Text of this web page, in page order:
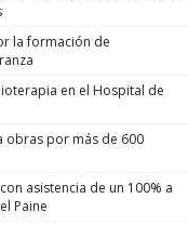
la formación de
en el Hospital de
obras por más de 600
asistencia de un 100% a
Paine